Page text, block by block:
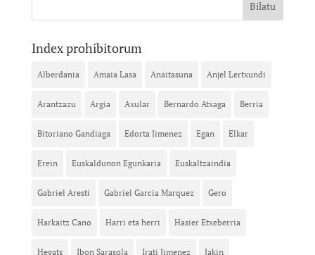
Index prohibitorum
Alberdania Amaia Lasa Anaitasuna Anjel Lertxundi
Arantzazu Argia Axular Bernardo Atxaga Berria
Bitoriano Gandiaga Edorta Jimenez Egan Elkar
Erein Euskaldunon Egunkaria Euskaltzaindia
Gabriel Aresti Gabriel Garcia Marquez Gero
Harkaitz Cano Harri eta herri Hasier Etxeberria
Hegats Ibon Sarasola Irati Jimenez Jakin